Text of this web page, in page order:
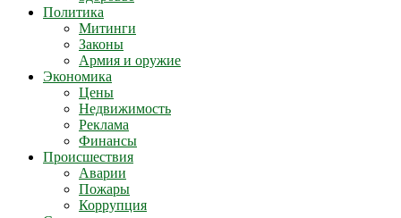
Политика
Митинги
Законы
Армия и оружие
Экономика
Цены
Недвижимость
Реклама
Финансы
Происшествия
Аварии
Пожары
Коррупция